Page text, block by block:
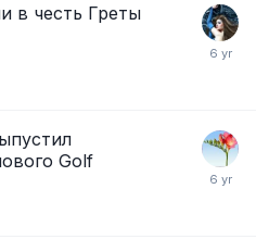
в честь Греты
Golf